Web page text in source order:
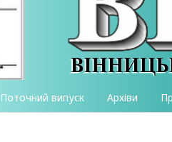
Поточний випуск Архіви